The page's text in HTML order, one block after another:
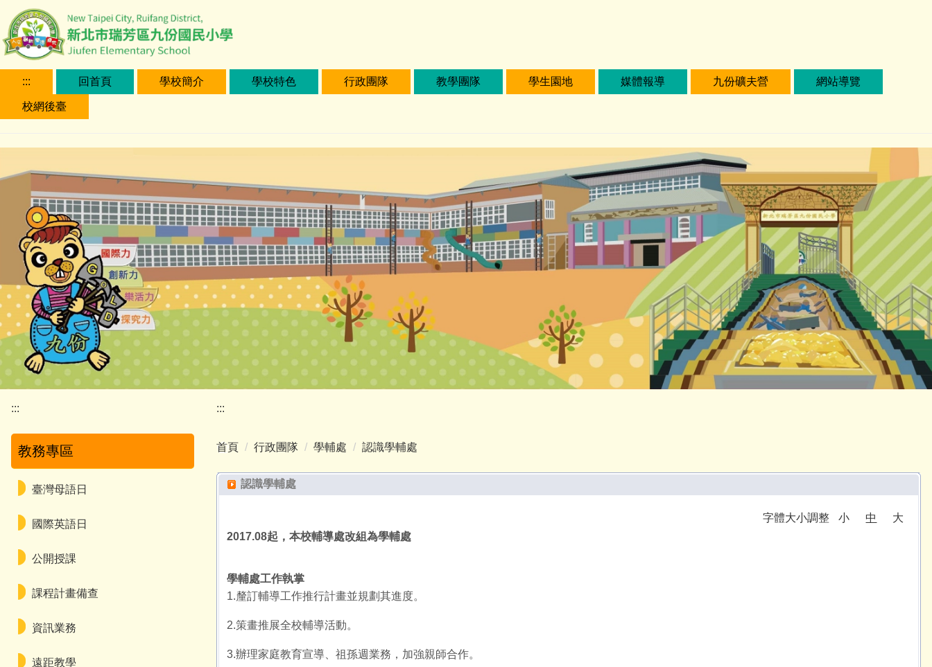
到
主
::: 回首頁 學校簡介 學校特色 行政團隊 教學團隊 學生園地 媒體報導 九份礦夫營 網站導覽
校網後臺
:::
教務專區
臺灣母語日
國際英語日
公開授課
課程計畫備查
資訊業務
遠距教學
:::
首頁 行政團隊 學輔處 認識學輔處
認識學輔處
字體大小調整 小 中
大
2017.08起，本校輔導處改組為學輔處
學輔處工作執掌
1.釐訂輔導工作推行計畫並規劃其進度。
2.策畫推展全校輔導活動。
3.辦理家庭教育宣導、祖孫週業務，加強親師合作。